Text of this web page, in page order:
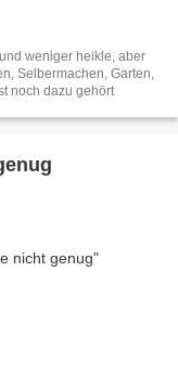
weniger heikle, aber
Selbermachen, Garten,
noch dazu gehört